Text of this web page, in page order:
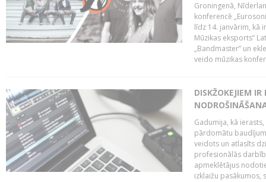
Groningenā,
konferencē
līdz 14. janvārim, kā
Mūzikas eksports”
„Bandmaster” un
veido mūzikas
DISKŽOKEJIEM
Gadumija, kā
pārdomātu
veidots un atlasīts
profesionālās
apmeklētājus
izklaižu pasākumos,